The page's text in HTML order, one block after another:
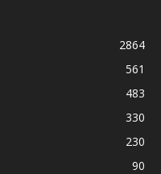
2864
561
483
330
230
90